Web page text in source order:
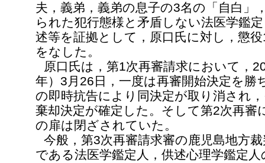
夫，義弟，義弟の息子の3名の「自白」
られた犯行態様と矛盾しない法医学鑑
述等を証拠として，原口氏に対し，懲
をなした。
原口氏は，第1次再審請求において，
年）3月26日，一度は再審開始決定を勝
の即時抗告により同決定が取り消され
棄却決定が確定した。そして第2次再審
の扉は閉ざされていた。
今般，第3次再審請求審の鹿児島地方
である法医学鑑定人，供述心理学鑑定